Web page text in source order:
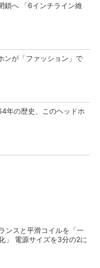
鎖へ 「6インチライン維
ンが「ファッション」で
年の歴史、このヘッドホ
ンスと平滑コイルを「一
」 電源サイズを3分の2に